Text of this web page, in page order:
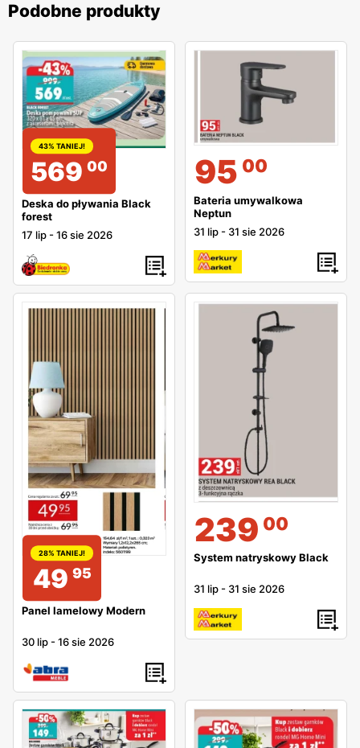
Podobne produkty
43% TANIEJ!
569 00
Deska do pływania Black
forest
17 lip -16 sie 2026
95 00
Bateria umywalkowa
Neptun
31 lip - 31 sie 2026
28% TANIEJ!
49 95
Panel lamelowy Modern
30 lip -16 sie 2026
239 00
System natryskowy Black
31 lip - 31 sie 2026